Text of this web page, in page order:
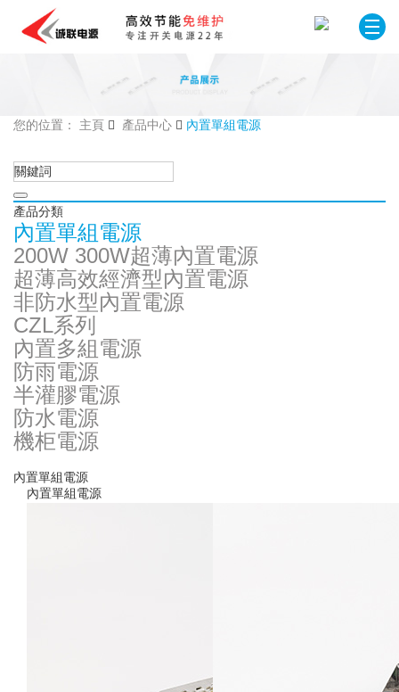
您的位置： 主頁 產品中心 內置單組電源
產品分類
內置單組電源
200W 300W超薄內置電源
超薄高效經濟型內置電源
非防水型內置電源
CZL系列
內置多組電源
防雨電源
半灌膠電源
防水電源
機柜電源
內置單組電源
內置單組電源